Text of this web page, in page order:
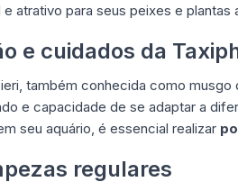
atrativo para seus peixes e plantas
e cuidados da
também conhecida como
e capacidade de se adaptar a
seu aquário, é essencial realizar
regulares